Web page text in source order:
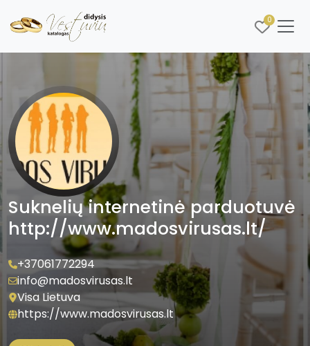
0
Suknelių internetinė parduotuvė
http://www.madosvirusas.lt/
+37061772294
info@madosvirusas.lt
Visa Lietuva
https://www.madosvirusas.lt